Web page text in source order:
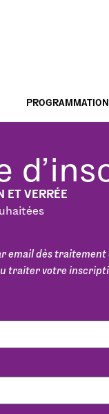
PROGRAMMATION
ET VERRÉE
email dès
traiter votre